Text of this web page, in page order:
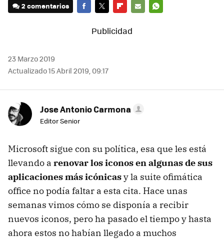
2 comentarios
MAIL
23 Marzo 2019
Actualizado 15 Abril 2019, 09:17
Jose Antonio Carmona
Editor Senior
Microsoft sigue con su política, esa que les está
llevando a renovar los iconos en algunas de sus
aplicaciones más icónicasy la suite ofimática
office no podía faltar a esta cita. Hace unas
semanas vimos cómo se disponía a recibir
nuevos iconos, pero ha pasado el tiempo y hasta
ahora estos no habían llegado a muchos